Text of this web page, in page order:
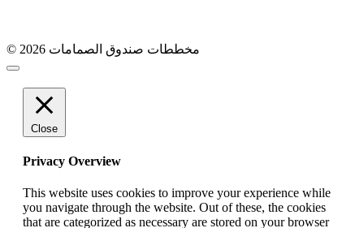
© 2026 مخططات صندوق الصمامات
Close
Privacy Overview
This website uses cookies to improve your experience while
you navigate through the website. Out of these, the cookies
that are categorized as necessary are stored on your browser